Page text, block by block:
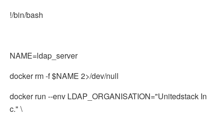
!/bin/bash
NAME=ldap_server
docker rm -f $NAME 2>/dev/null
docker run --env LDAP_ORGANISATION="Unitedstack In
c." \